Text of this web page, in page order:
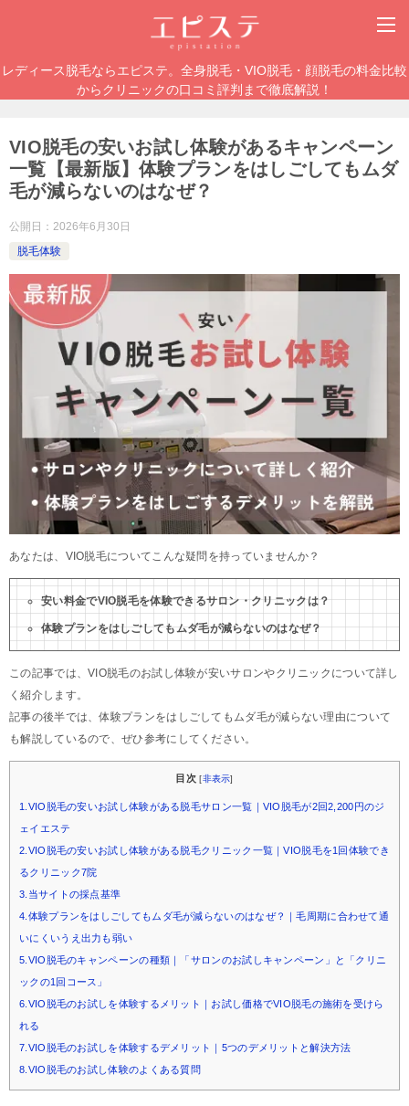
レディース脱毛ならエピステ。全身脱毛・VIO脱毛・顔脱毛の料金比較
からクリニックの口コミ評判まで徹底解説！
VIO脱毛の安いお試し体験があるキャンペーン
一覧【最新版】体験プランをはしごしてもムダ
毛が減らないのはなぜ？
公開日： 2026年6月30日
脱毛体験
あなたは、VIO脱毛についてこんな疑問を持っていませんか？
安い料金でVIO脱毛を体験できるサロン・クリニックは？
体験プランをはしごしてもムダ毛が減らないのはなぜ？
この記事では、VIO脱毛のお試し体験が安いサロンやクリニックについて詳し
く紹介します。
記事の後半では、体験プランをはしごしてもムダ毛が減らない理由について
も解説しているので、ぜひ参考にしてください。
目次 [非表示]
1.VIO脱毛の安いお試し体験がある脱毛サロン一覧｜VIO脱毛が2回2,200円のジ
ェイエステ
2.VIO脱毛の安いお試し体験がある脱毛クリニック一覧｜VIO脱毛を1回体験でき
るクリニック7院
3.当サイトの採点基準
4.体験プランをはしごしてもムダ毛が減らないのはなぜ？｜毛周期に合わせて通
いにくいうえ出力も弱い
5.VIO脱毛のキャンペーンの種類｜「サロンのお試しキャンペーン」と「クリニ
ックの1回コース」
6.VIO脱毛のお試しを体験するメリット｜お試し価格でVIO脱毛の施術を受けら
れる
7.VIO脱毛のお試しを体験するデメリット｜5つのデメリットと解決方法
8.VIO脱毛のお試し体験のよくある質問